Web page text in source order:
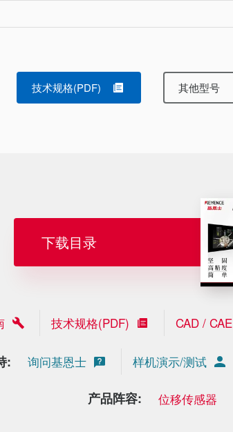
技术规格(PDF) 其他型号
下载目录
技术规格(PDF) CAD / CAE
: 询问基恩士 样机演示/测试
产品阵容: 位移传感器